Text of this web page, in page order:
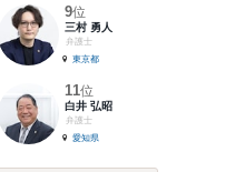
9位
三村 勇人
弁護士
東京都
11位
白井 弘昭
弁護士
愛知県